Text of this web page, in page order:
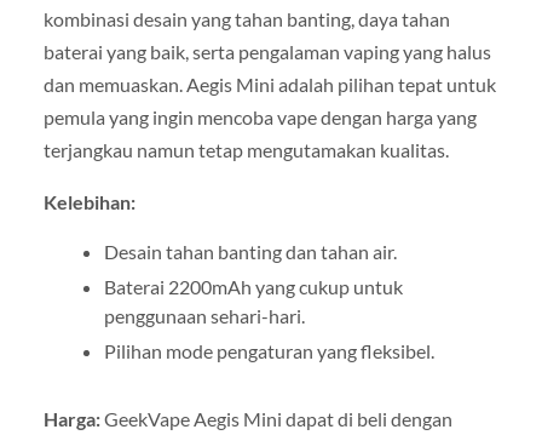
kombinasi desain yang tahan banting, daya tahan
baterai yang baik, serta pengalaman vaping yang halus
dan memuaskan. Aegis Mini adalah pilihan tepat untuk
pemula yang ingin mencoba vape dengan harga yang
terjangkau namun tetap mengutamakan kualitas.
Kelebihan:
Desain tahan banting dan tahan air.
Baterai 2200mAh yang cukup untuk
penggunaan sehari-hari.
Pilihan mode pengaturan yang fleksibel.
Harga:GeekVape Aegis Mini dapat di beli dengan